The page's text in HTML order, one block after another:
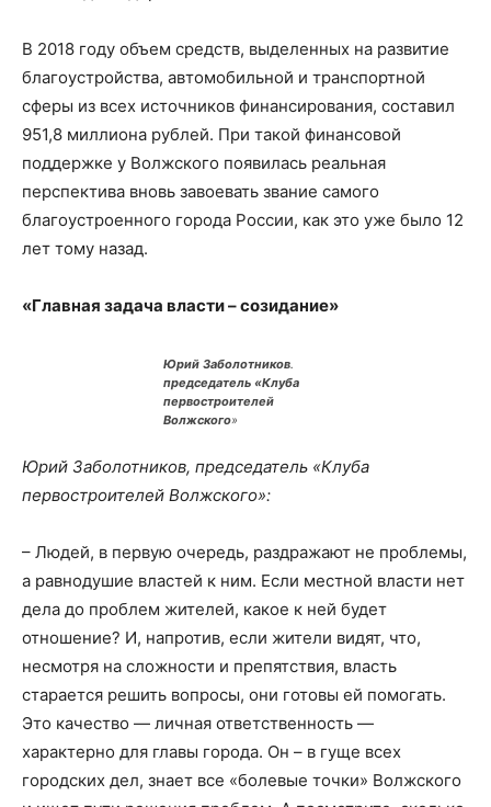
В 2018 году объем средств, выделенных на развитие
благоустройства, автомобильной и транспортной
сферы из всех источников финансирования, составил
951,8 миллиона рублей. При такой финансовой
поддержке у Волжского появилась реальная
перспектива вновь завоевать звание самого
благоустроенного города России, как это уже было 12
лет тому назад.
«Главная задача власти – созидание»
Юрий Заболотников.
председатель «Клуба
первостроителей
Волжского»
Юрий Заболотников, председатель «Клуба
первостроителей Волжского»:
– Людей, в первую очередь, раздражают не проблемы,
а равнодушие властей к ним. Если местной власти нет
дела до проблем жителей, какое к ней будет
отношение? И, напротив, если жители видят, что,
несмотря на сложности и препятствия, власть
старается решить вопросы, они готовы ей помогать.
Это качество — личная ответственность —
характерно для главы города. Он – в гуще всех
городских дел, знает все «болевые точки» Волжского